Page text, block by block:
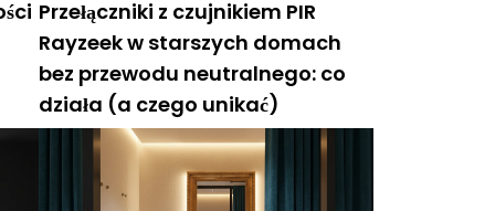
Przełączniki z czujnikiem PIR
Rayzeek w starszych domach
bez przewodu neutralnego: co
działa (a czego unikać)